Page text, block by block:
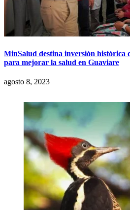
MinSalud destina inversión histórica
para mejorar la salud en Guaviare
agosto 8, 2023